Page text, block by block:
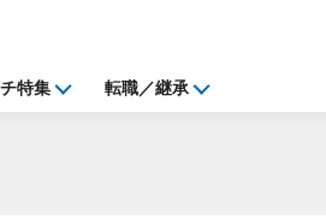
特集 転職／継承